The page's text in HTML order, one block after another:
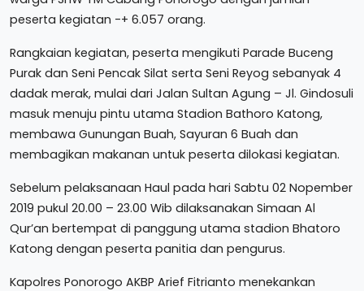
peserta kegiatan -+ 6.057 orang.
Rangkaian kegiatan, peserta mengikuti Parade Buceng
Purak dan Seni Pencak Silat serta Seni Reyog sebanyak 4
dadak merak, mulai dari Jalan Sultan Agung – Jl. Gindosuli
masuk menuju pintu utama Stadion Bathoro Katong,
membawa Gunungan Buah, Sayuran 6 Buah dan
membagikan makanan untuk peserta dilokasi kegiatan.
Sebelum pelaksanaan Haul pada hari Sabtu 02 Nopember
2019 pukul 20.00 – 23.00 Wib dilaksanakan Simaan Al
Qur’an bertempat di panggung utama stadion Bhatoro
Katong dengan peserta panitia dan pengurus.
Kapolres Ponorogo AKBP Arief Fitrianto menekankan